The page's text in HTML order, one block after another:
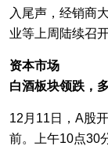
入尾声，经销商
业等上周陆续召
资本市场
白酒板块领跌，
12月11日，A股
前。上午10点30